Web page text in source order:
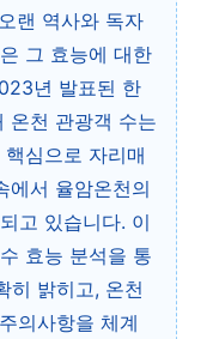
랜 역사와 독자
그 효능에 대한
년 발표된 한
온천 관광객 수는
심으로 자리매
에서 율암온천의
고 있습니다. 이
효능 분석을 통
히 밝히고, 온천
의사항을 체계